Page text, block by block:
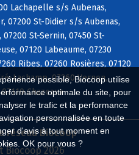
possible, Biocoop utilise
optimale du site, pour
le trafic et la performance
personnalisée en toute
d'avis à tout moment en
OK pour vous ?
Lachapelle s/s Aubenas,
07200 St-Didier s/s Aubenas,
St-Sernin, 07450 St-
07120 Labeaume, 07230
Ribes, 07260 Rosières, 07120
Lachamp, 07260 Vernon,
Chazeaux
réseau Biocoop
Biocoop 2026